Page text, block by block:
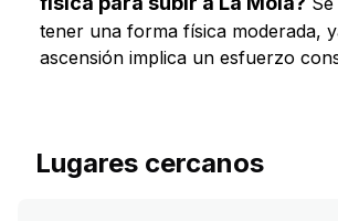
tener una forma física moderada,
ascensión implica un esfuerzo
Lugares cercanos